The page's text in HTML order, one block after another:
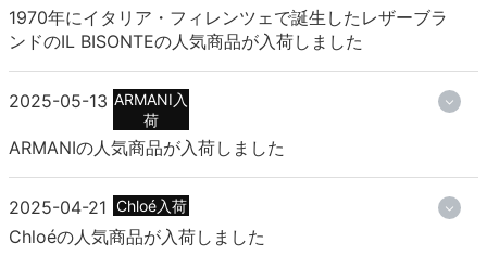
1970年にイタリア・フィレンツェで誕生したレザーブラ
ンドのIL BISONTEの人気商品が入荷しました
2025-05-13 ARMANI入
荷
ARMANIの人気商品が入荷しました
2025-04-21 Chloé入荷
Chloéの人気商品が入荷しました